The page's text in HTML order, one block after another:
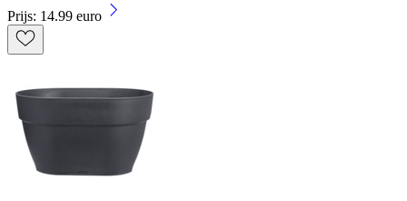
Prijs: 14.99 euro